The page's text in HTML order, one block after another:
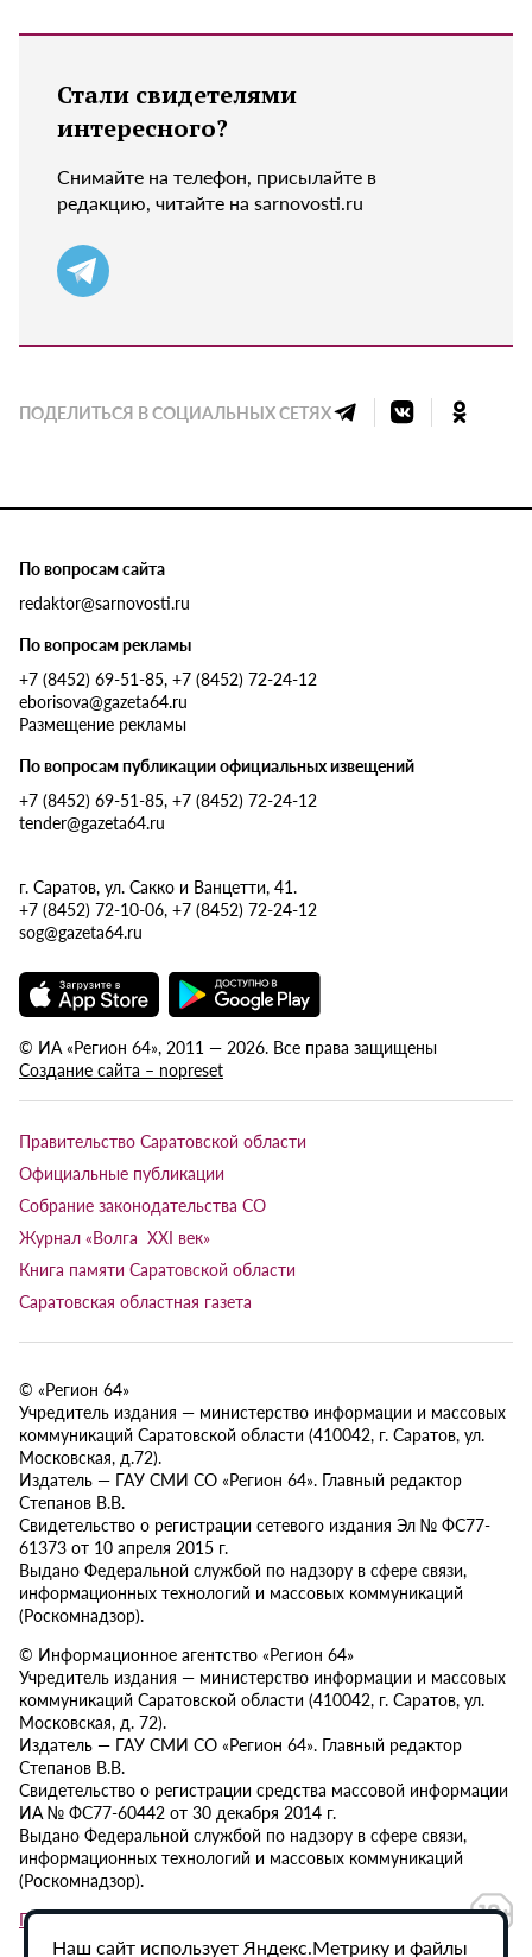
Стали свидетелями
интересного?
Снимайте на телефон, присылайте в
редакцию, читайте на sarnovosti.ru
ПОДЕЛИТЬСЯ В СОЦИАЛЬНЫХ СЕТЯХ
По вопросам сайта
redaktor@sarnovosti.ru
По вопросам рекламы
+7 (8452) 69-51-85, +7 (8452) 72-24-12
eborisova@gazeta64.ru
Размещение рекламы
По вопросам публикации официальных извещений
+7 (8452) 69-51-85, +7 (8452) 72-24-12
tender@gazeta64.ru
г. Саратов, ул. Сакко и Ванцетти, 41.
+7 (8452) 72-10-06, +7 (8452) 72-24-12
sog@gazeta64.ru
© ИА «Регион 64», 2011 — 2026. Все права защищены
Создание сайта – nopreset
Правительство Саратовской области
Официальные публикации
Собрание законодательства СО
Журнал «Волга XXI век»
Книга памяти Саратовской области
Саратовская областная газета
© «Регион 64»
Учредитель издания — министерство информации и массовых
коммуникаций Саратовской области (410042, г. Саратов, ул.
Московская, д.72).
Издатель — ГАУ СМИ СО «Регион 64». Главный редактор
Степанов В.В.
Свидетельство о регистрации сетевого издания Эл № ФС77-
61373 от 10 апреля 2015 г.
Выдано Федеральной службой по надзору в сфере связи,
информационных технологий и массовых коммуникаций
(Роскомнадзор).
© Информационное агентство «Регион 64»
Учредитель издания — министерство информации и массовых
коммуникаций Саратовской области (410042, г. Саратов, ул.
Московская, д. 72).
Издатель — ГАУ СМИ СО «Регион 64». Главный редактор
Степанов В.В.
Свидетельство о регистрации средства массовой информации
ИА № ФС77-60442 от 30 декабря 2014 г.
Выдано Федеральной службой по надзору в сфере связи,
информационных технологий и массовых коммуникаций
(Роскомнадзор).
Политика в отношении обработки персональных данных
Наш сайт использует Яндекс.Метрику и файлы